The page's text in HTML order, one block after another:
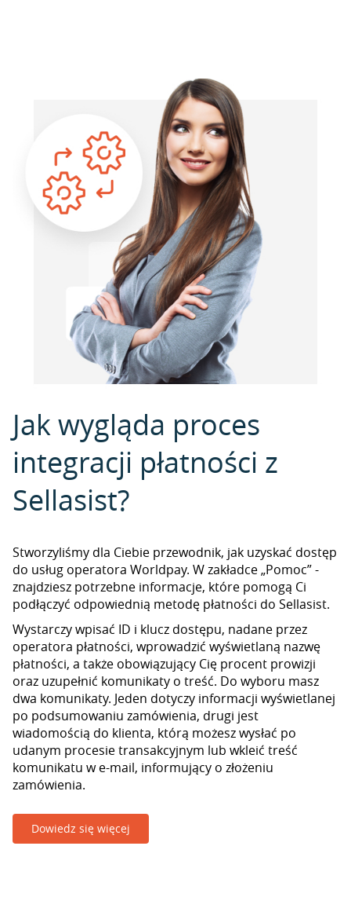
Jak wygląda proces
integracji płatności z
Sellasist?
Stworzyliśmy dla Ciebie przewodnik, jak uzyskać dostęp
do usług operatora Worldpay. W zakładce „Pomoc” -
znajdziesz potrzebne informacje, które pomogą Ci
podłączyć odpowiednią metodę płatności do Sellasist.
Wystarczy wpisać ID i klucz dostępu, nadane przez
operatora płatności, wprowadzić wyświetlaną nazwę
płatności, a także obowiązujący Cię procent prowizji
oraz uzupełnić komunikaty o treść. Do wyboru masz
dwa komunikaty. Jeden dotyczy informacji wyświetlanej
po podsumowaniu zamówienia, drugi jest
wiadomością do klienta, którą możesz wysłać po
udanym procesie transakcyjnym lub wkleić treść
komunikatu w e-mail, informujący o złożeniu
zamówienia.
Dowiedz się więcej